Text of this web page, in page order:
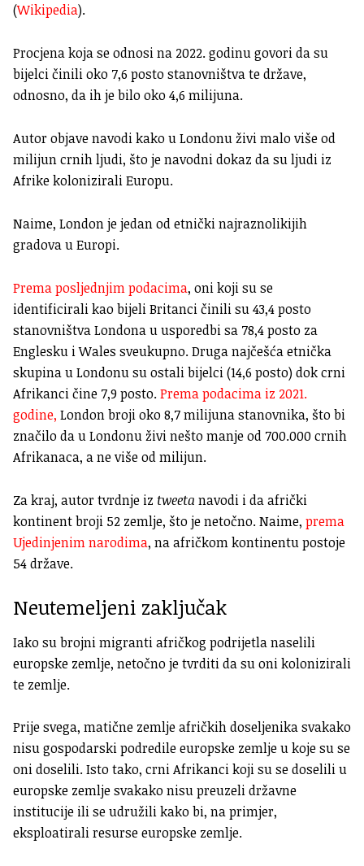
(Wikipedia).
Procjena koja se odnosi na 2022. godinu govori da su
bijelci činili oko 7,6 posto stanovništva te države,
odnosno, da ih je bilo oko 4,6 milijuna.
Autor objave navodi kako u Londonu živi malo više od
milijun crnih ljudi, što je navodni dokaz da su ljudi iz
Afrike kolonizirali Europu.
Naime, London je jedan od etnički najraznolikijih
gradova u Europi.
Prema posljednjim podacima, oni koji su se
identificirali kao bijeli Britanci činili su 43,4 posto
stanovništva Londona u usporedbi sa 78,4 posto za
Englesku i Wales sveukupno. Druga najčešća etnička
skupina u Londonu su ostali bijelci (14,6 posto) dok crni
Afrikanci čine 7,9 posto.Prema podacima iz 2021.
godine, London broji oko 8,7 milijuna stanovnika, što bi
značilo da u Londonu živi nešto manje od 700.000 crnih
Afrikanaca, a ne više od milijun.
Za kraj, autor tvrdnje iz tweeta navodi i da afrički
kontinent broji 52 zemlje, što je netočno. Naime, prema
Ujedinjenim narodima, na afričkom kontinentu postoje
54 države.
Neutemeljeni zaključak
Iako su brojni migranti afričkog podrijetla naselili
europske zemlje, netočno je tvrditi da su oni kolonizirali
te zemlje.
Prije svega, matične zemlje afričkih doseljenika svakako
nisu gospodarski podredile europske zemlje u koje su se
oni doselili. Isto tako, crni Afrikanci koji su se doselili u
europske zemlje svakako nisu preuzeli državne
institucije ili se udružili kako bi, na primjer,
eksploatirali resurse europske zemlje.